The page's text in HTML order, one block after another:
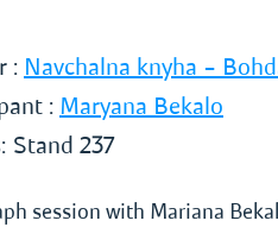
: Navchalna knyha –
: Maryana Bekalo
Stand 237
session with Mariana